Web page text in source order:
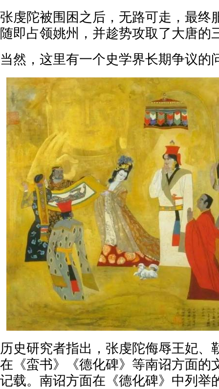
张虔陀被围困之后，无路可走，最终
随即占领姚州，并趁势攻取了大唐的
当然，这里有一个史学界长期争议的
历史研究者指出，张虔陀侮辱王妃、
在《蛮书》《德化碑》等南诏方面的
记载。南诏方面在《德化碑》中列举